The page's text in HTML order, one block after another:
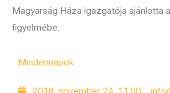
Magyarság Háza igazgatója ajánlotta
figyelmébe.
Mindennapok